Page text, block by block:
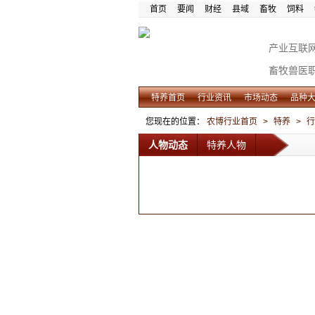
首页 要闻 财经 县域 畜牧 饲料
产业互联
畜牧兽医
特养首页 行业资讯 市场动态 品种
您现在的位置： 农博行业首页 > 特养 >
人物动态 特养人物